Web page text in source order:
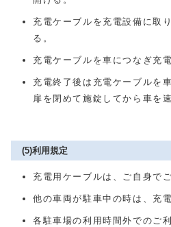
充電ケーブルを充電設備に取
る。
充電ケーブルを車につなぎ充
充電終了後は充電ケーブルを
扉を閉めて施錠してから車を
(5)利用規定
充電用ケーブルは、ご自身で
他の車両が駐車中の時は、充
各駐車場の利用時間外でのご